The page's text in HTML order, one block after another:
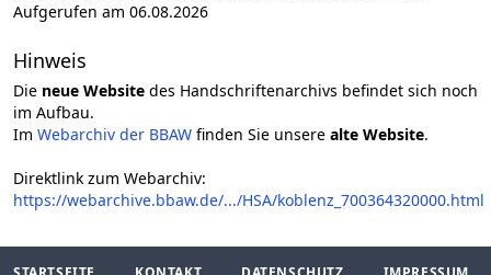
Aufgerufen am 06.08.2026
Hinweis
Die neue Website des Handschriftenarchivs befindet sich noch
im Aufbau.
Im Webarchiv der BBAW finden Sie unsere alte Website.
Direktlink zum Webarchiv:
https://webarchive.bbaw.de/.../HSA/koblenz_700364320000.html